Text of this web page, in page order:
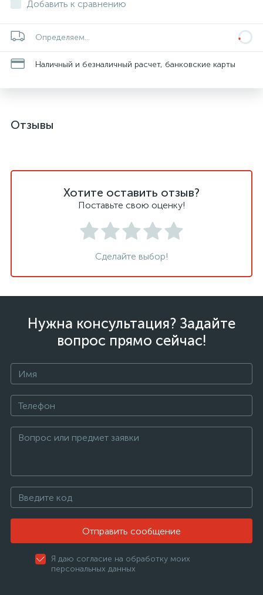
Добавить к сравнению
Определяем...
Наличный и безналичный расчет, банковские карты
Отзывы
Хотите оставить отзыв?
Поставьте свою оценку!
Сделайте выбор!
Нужна консультация? Задайте
вопрос прямо сейчас!
Отправить сообщение
Я даю согласие на обработку моих
персональных данных